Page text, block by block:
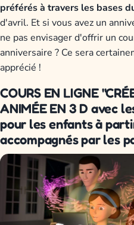
préférés à travers les bases
d'avril. Et si vous avez un
ne pas envisager d'offrir un
anniversaire ? Ce sera
apprécié !
COURS EN LIGNE
ANIMÉE EN 3 D avec
pour les enfants à
accompagnés par les